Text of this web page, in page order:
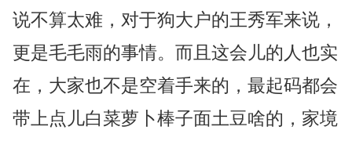
说不算太难，对于狗大户的王秀军来说，
更是毛毛雨的事情。而且这会儿的人也实
在，大家也不是空着手来的，最起码都会
带上点儿白菜萝卜棒子面土豆啥的，家境